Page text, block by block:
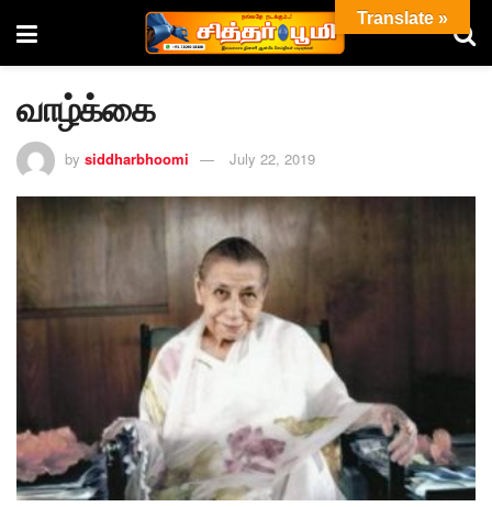
வாழ்க்கை
by siddharbhoomi July 22, 2019
Translate »